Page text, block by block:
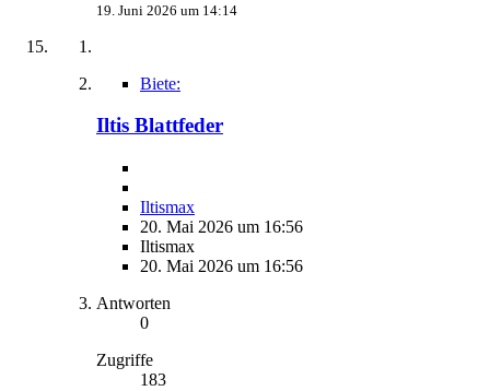
19. Juni 2026 um 14:14
Biete:
Iltis Blattfeder
Iltismax
20. Mai 2026 um 16:56
Iltismax
20. Mai 2026 um 16:56
Antworten
0
Zugriffe
183